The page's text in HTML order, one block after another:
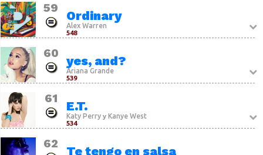
59
Ordinary
Alex Warren
548
60
yes, and?
Ariana Grande
539
61
E.T.
Katy Perryy Kanye West
534
62
Te tengo en salsa